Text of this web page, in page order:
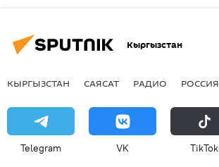
Кыргызстан
КЫРГЫЗСТАН САЯСАТ РАДИО РОССИЯ
Telegram VK ТikТоk